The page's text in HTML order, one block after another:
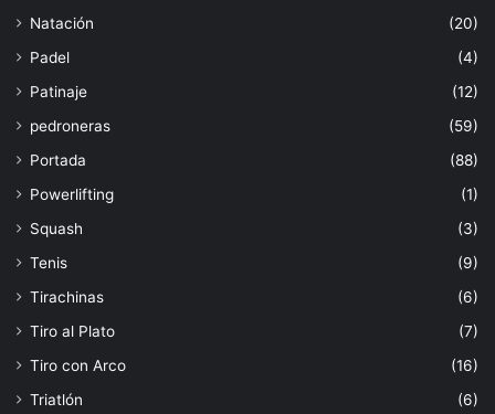
Natación
(20)
Padel
(4)
Patinaje
(12)
pedroneras
(59)
Portada
(88)
Powerlifting
(1)
Squash
(3)
Tenis
(9)
Tirachinas
(6)
Tiro al Plato
(7)
Tiro con Arco
(16)
Triatlón
(6)